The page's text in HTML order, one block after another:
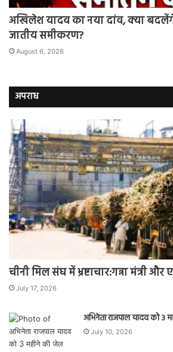
अखिलेश यादव का नया दांव, क्या
जातीय समीकरण?
August 6, 2026
अपराध
चीनी मिल संघ में भ्रष्टाचार:गन्ना मंत्री
July 17, 2026
अभिनेता राजपाल यादव को 3
July 10, 2026